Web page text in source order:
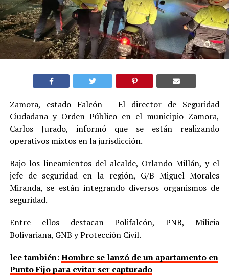
Zamora, estado Falcón – El director de Seguridad
Ciudadana y Orden Público en el municipio Zamora,
Carlos Jurado, informó que se están realizando
operativos mixtos en la jurisdicción.
Bajo los lineamientos del alcalde, Orlando Millán, y el
jefe de seguridad en la región, G/B Miguel Morales
Miranda, se están integrando diversos organismos de
seguridad.
Entre ellos destacan Polifalcón, PNB, Milicia
Bolivariana, GNB y Protección Civil.
lee también:Hombre se lanzó de un apartamento en
Punto Fijo para evitar ser capturado